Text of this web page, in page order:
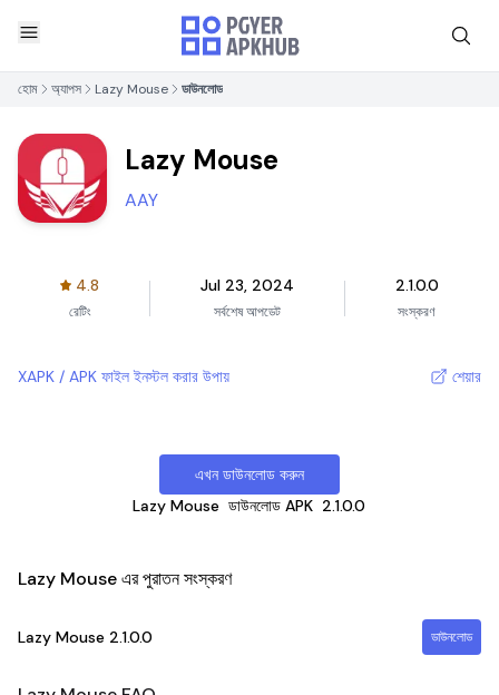
হোম অ্যাপস Lazy Mouse ডাউনলোড
Lazy Mouse
AAY
4.8
রেটিং
Jul 23, 2024
সর্বশেষ আপডেট
2.1.0.0
সংস্করণ
XAPK / APK ফাইল ইনস্টল করার উপায় শেয়ার
এখন ডাউনলোড করুন
Lazy Mouse ডাউনলোড APK 2.1.0.0
Lazy Mouse এর পুরাতন সংস্করণ
Lazy Mouse 2.1.0.0 ডাউনলোড